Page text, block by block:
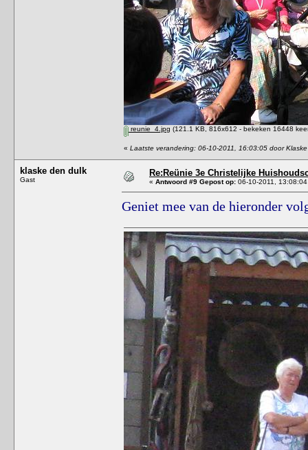
reunie_4.jpg (121.1 KB, 816x612 - bekeken 16448
« Laatste verandering: 06-10-2011, 16:03:05 door
klaske den dulk
Gast
Re:Reünie 3e Christelijke
« Antwoord #9 Gepost op: 06-10-2011,
Geniet mee van de hieronder